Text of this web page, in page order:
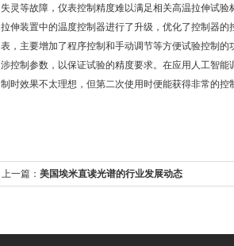
失灵等故障，仪表控制精度难以满足相关高温拉伸试
拉伸装置中的温度控制器进行了升级，优化了控制器
表，主要增加了程序控制和手动调节等方便试验控制
涉控制参数，以保证试验的精度要求。在应用人工智
制时效果不太理想，但第二次使用时便能获得非常的控
上一篇： 美国埃米直读光谱的行业发展动态